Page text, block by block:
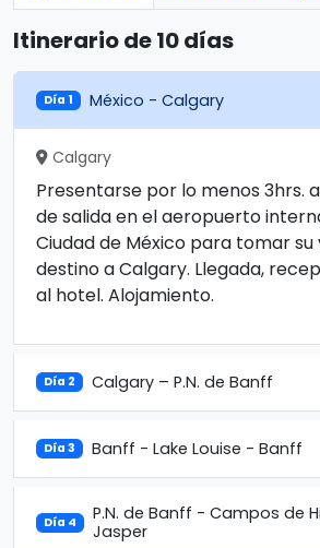
Itinerario de 10 días
Día 1 México - Calgary
Calgary
Presentarse por lo menos 3hrs.
de salida en el aeropuerto
Ciudad de México para tomar su
destino a Calgary. Llegada,
al hotel. Alojamiento.
Día 2 Calgary – P.N. de Banff
Día 3 Banff - Lake Louise - Banff
Día 4
P.N. de Banff - Campos de
Jasper